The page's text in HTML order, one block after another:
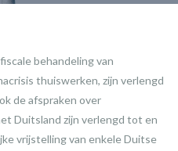
behandeling van
thuiswerken, zijn verlengd
de afspraken over
Duitsland zijn verlengd tot en
vrijstelling van enkele Duitse